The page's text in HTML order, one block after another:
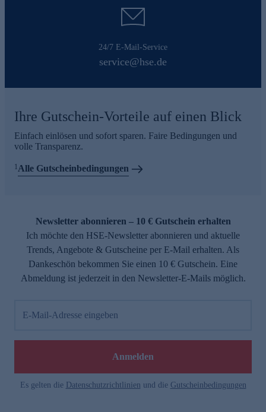
24/7 E-Mail-Service
service@hse.de
Ihre Gutschein-Vorteile auf einen Blick
Einfach einlösen und sofort sparen. Faire Bedingungen und
volle Transparenz.
1 Alle Gutscheinbedingungen
Newsletter abonnieren – 10 € Gutschein erhalten
Ich möchte den HSE-Newsletter abonnieren und aktuelle
Trends, Angebote & Gutscheine per E-Mail erhalten. Als
Dankeschön bekommen Sie einen 10 € Gutschein. Eine
Abmeldung ist jederzeit in den Newsletter-E-Mails möglich.
E-Mail-Adresse eingeben
Anmelden
Es gelten die Datenschutzrichtlinien und die Gutscheinbedingungen